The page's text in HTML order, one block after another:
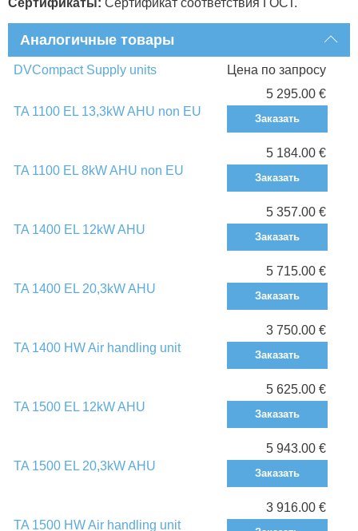
Сертификаты: Сертификат соответствия ГОСТ.
Аналогичные товары
DVCompact Supply units Цена по запросу
TA 1100 EL 13,3kW AHU non EU
5 295.00 €
Заказать
TA 1100 EL 8kW AHU non EU
5 184.00 €
Заказать
TA 1400 EL 12kW AHU
5 357.00 €
Заказать
TA 1400 EL 20,3kW AHU
5 715.00 €
Заказать
TA 1400 HW Air handling unit
3 750.00 €
Заказать
TA 1500 EL 12kW AHU
5 625.00 €
Заказать
TA 1500 EL 20,3kW AHU
5 943.00 €
Заказать
TA 1500 HW Air handling unit
3 916.00 €